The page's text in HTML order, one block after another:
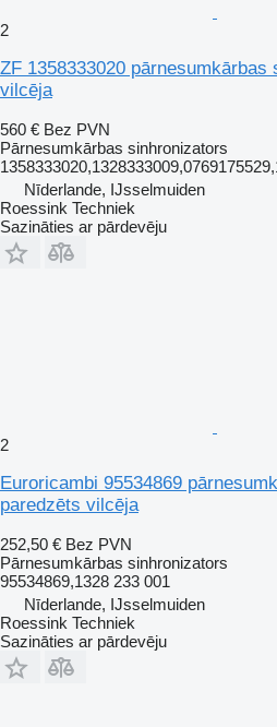
2
ZF 1358333020
vilcēja
560 € Bez PVN
Pārnesumkārbas sinhronizators
Nīderlande, IJsselmuiden
Roessink Techniek
Sazināties ar pārdevēju
2
Euroricambi 95534869
paredzēts vilcēja
252,50 € Bez PVN
Pārnesumkārbas sinhronizators
95534869,1328 233 001
Nīderlande, IJsselmuiden
Roessink Techniek
Sazināties ar pārdevēju